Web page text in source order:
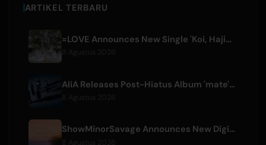
ARTIKEL TERBARU
=LOVE Announces New Single 'Koi, Hajimemashita.' and Tokyo Dome Concerts
AliA Releases Post-Hiatus Album 'mate', Announces Tokyo Live
ShowMinorSavage Announces New Digital Single 'Gradation'